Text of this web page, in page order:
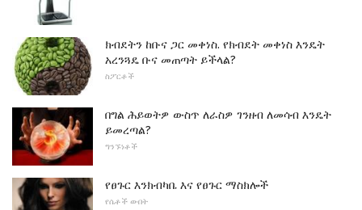
ክብደትን ከቡና ጋር መቀነስ. የክብደት መቀነስ እንዴት
አረንጓዴ ቡና መጠጣት ይችላል?
ስፖርቶች
በግል ሕይወትዎ ውስጥ ለራስዎ ገንዘብ ለመሳብ እንዴት
ይመረጣል?
ግንኙነቶች
የፀጉር እንክብካቤ እና የፀጉር ማስክሎች
የሴቶች ውበት